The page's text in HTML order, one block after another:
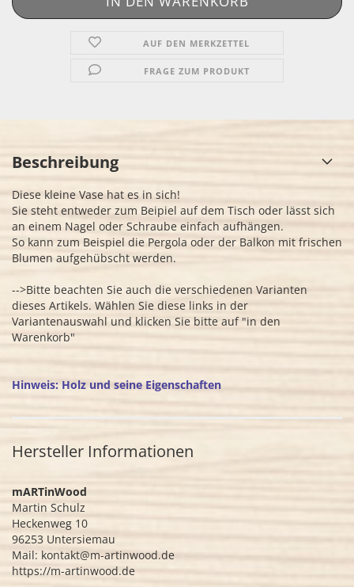
AUF DEN MERKZETTEL
FRAGE ZUM PRODUKT
Beschreibung
Diese kleine Vase hat es in sich!
Sie steht entweder zum Beipiel auf dem Tisch oder lässt sich
an einem Nagel oder Schraube einfach aufhängen.
So kann zum Beispiel die Pergola oder der Balkon mit frischen
Blumen aufgehübscht werden.
-->Bitte beachten Sie auch die verschiedenen Varianten
dieses Artikels. Wählen Sie diese links in der
Variantenauswahl und klicken Sie bitte auf "in den
Warenkorb"
Hinweis: Holz und seine Eigenschaften
Hersteller Informationen
mARTinWood
Martin Schulz
Heckenweg 10
96253 Untersiemau
Mail: kontakt@m-artinwood.de
https://m-artinwood.de